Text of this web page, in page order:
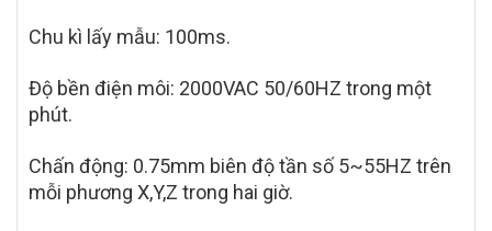
Chu kì lấy mẫu: 100ms.
Độ bền điện môi: 2000VAC 50/60HZ trong một
phút.
Chấn động: 0.75mm biên độ tần số 5~55HZ trên
mỗi phương X,Y,Z trong hai giờ.